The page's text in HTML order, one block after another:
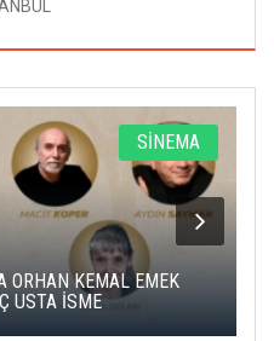
SİNEMA
ORHAN KEMAL EMEK
USTA İSME